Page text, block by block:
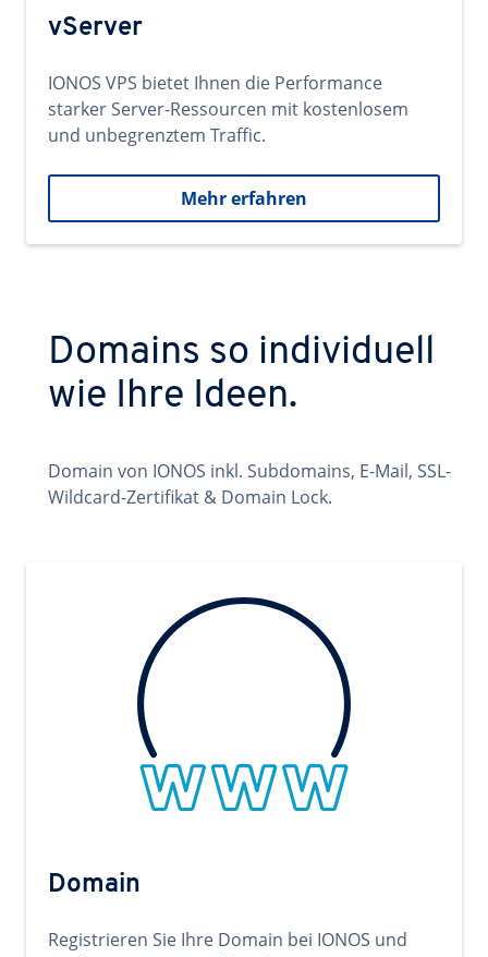
vServer
IONOS VPS bietet Ihnen die Performance
starker Server-Ressourcen mit kostenlosem
und unbegrenztem Traffic.
Mehr erfahren
Domains so individuell
wie Ihre Ideen.
Domain von IONOS inkl. Subdomains, E-Mail, SSL-
Wildcard-Zertifikat & Domain Lock.
Domain
Registrieren Sie Ihre Domain bei IONOS und